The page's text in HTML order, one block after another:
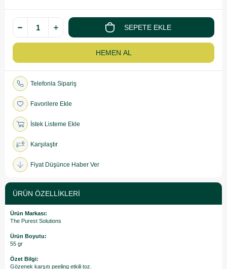
Telefonla Sipariş
Favorilere Ekle
İstek Listeme Ekle
Karşılaştır
Fiyat Düşünce Haber Ver
ÜRÜN ÖZELLIKLERI
Ürün Markası:
The Purest Solutions
Ürün Boyutu:
55 gr
Özet Bilgi:
Gözenek karşıtı peeling etkili toz.